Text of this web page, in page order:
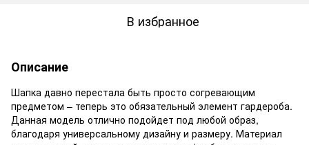
В избранное
Описание
Шапка давно перестала быть просто согревающим
предметом – теперь это обязательный элемент гардероба.
Данная модель отлично подойдет под любой образ,
благодаря универсальному дизайну и размеру. Материал